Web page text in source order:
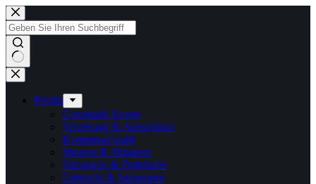
Zum
Inhalt
springen
Keine
Ergebnisse
Politik
Gemeinde Kropp
Vertretung & Ausschüsse
Kommunalwahl
Steuern & Abgaben
Sitzungen & Protokolle
Ortsrecht & Satzungen